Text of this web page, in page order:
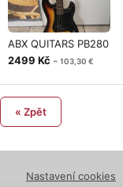
ABX QUITARS PB280
2499 Kč ~ 103,30 €
« Zpět
Nastavení cookies